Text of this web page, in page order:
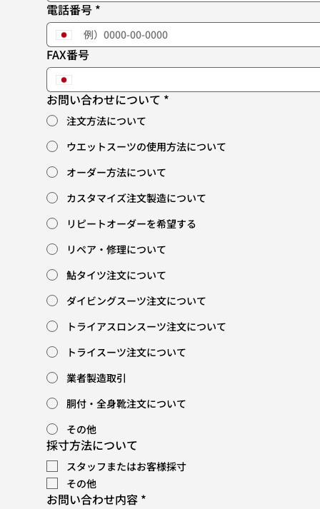
電話番号 *
FAX番号
お問い合わせについて *
注文方法について
ウエットスーツの使用方法について
オーダー方法について
カスタマイズ注文製造について
リピートオーダーを希望する
リペア・修理について
鮎タイツ注文について
ダイビングスーツ注文について
トライアスロンスーツ注文について
トライスーツ注文について
業者製造取引
胴付・全身靴注文について
その他
採寸方法について
スタッフまたはお客様採寸
その他
お問い合わせ内容 *